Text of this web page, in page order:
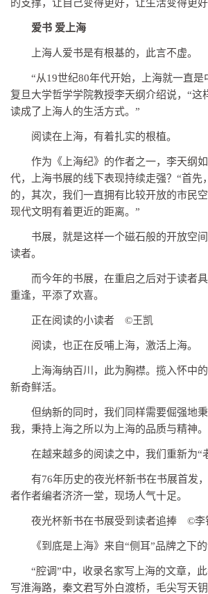
的支撑，让自己变得更好，让生活变得更好
爱书 爱上海
上海人爱书是有根基的，此言不虚。
“从19世纪80年代开始，上海就一直是
复旦大学哲学学院教授李天纲介绍说，“这
读成了上海人的生活方式。”
阅读在上海，有着扎实的根植。
作为《上海纪》的作者之一，李天纲
代，上海书展的线下表现持续走强？“首先
的，其次，我们一直拥有比较开放的市民
现代文明有着更近的距离。”
书展，就是这样一个磁石般的开放空
读者。
而今年的书展，在重启之后对于读者
重逢，平添了欢喜。
正在阅读的小读者 ©王凯
阅读，也正在反哺上海，激活上海。
上海海纳百川，此为胸襟。揽入怀中
新奇鲜活。
但纳新的同时，我们同样需要倔强地
我，秉持上海之所以为上海的品质与精神。
在越来越多的阅读之中，我们重新为“
有76年历史的夜光杯新书在书展首发
者作者编者济济一堂，现场人气十足。
夜光杯新书在书展受到读者追捧 ©李
《到底是上海》来自“侧耳”品牌之下的
“腔调”中，收录名家写上海的文章，
写淮海路，秦文君写外白渡桥，毛尖写天